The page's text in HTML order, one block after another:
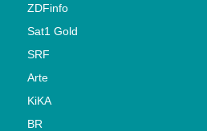
ZDFinfo
Sat1 Gold
SRF
Arte
KiKA
BR